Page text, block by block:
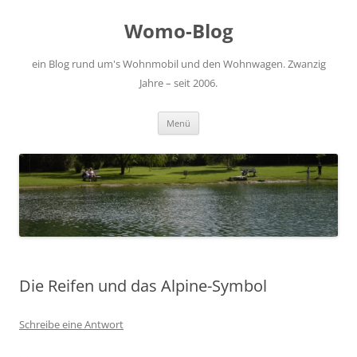
Womo-Blog
ein Blog rund um's Wohnmobil und den Wohnwagen. Zwanzig
Jahre – seit 2006.
Menü
Die Reifen und das Alpine-Symbol
Schreibe eine Antwort